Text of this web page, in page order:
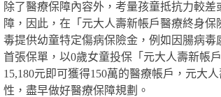
除了醫療保障內容外，考量孩童抵抗力較
障，因此，在「元大人壽新帳戶醫療終身
毒提供幼童特定傷病保險金，例如因腸病
首張保單，以0歲女童投保「元大人壽新帳
15,180元即可獲得150萬的醫療帳戶，元大
性，盡早做好醫療保障規劃。